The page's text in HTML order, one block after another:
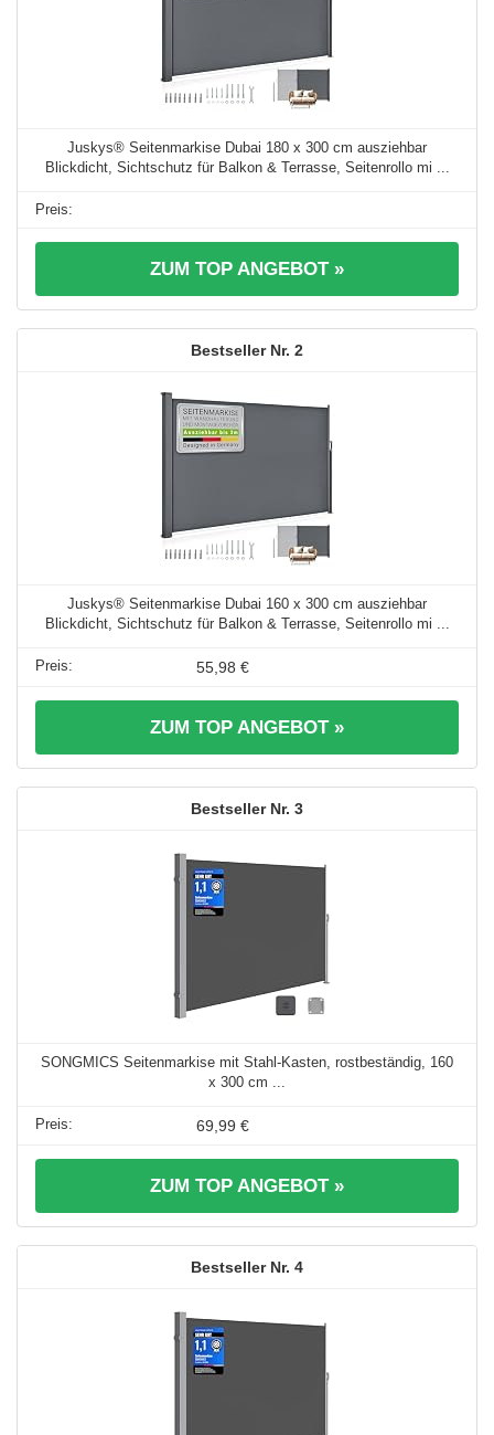
Juskys® Seitenmarkise Dubai 180 x 300 cm ausziehbar
Blickdicht, Sichtschutz für Balkon & Terrasse, Seitenrollo mi ...
ZUM TOP ANGEBOT »
2
Juskys® Seitenmarkise Dubai 160 x 300 cm ausziehbar
Blickdicht, Sichtschutz für Balkon & Terrasse, Seitenrollo mi ...
55,98 €
ZUM TOP ANGEBOT »
3
SONGMICS Seitenmarkise mit Stahl-Kasten, rostbeständig, 160
x 300 cm ...
69,99 €
ZUM TOP ANGEBOT »
4